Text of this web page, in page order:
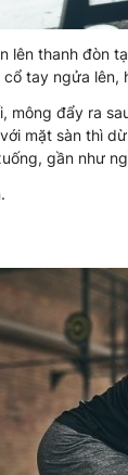
lên thanh đòn
tay ngửa
mông đẩy ra
mặt sàn thì
gần như